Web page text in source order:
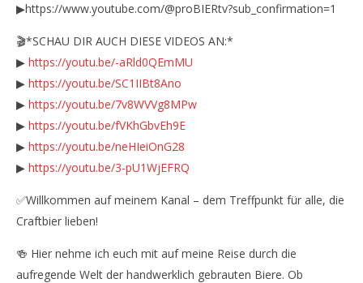
▶https://www.youtube.com/@proBIERtv?sub_confirmation=1
🎬*SCHAU DIR AUCH DIESE VIDEOS AN:*
▶ https://youtu.be/-aRld0QEmMU
▶ https://youtu.be/SC1IIBt8Ano
▶ https://youtu.be/7v8WVVg8MPw
▶ https://youtu.be/fVKhGbvEh9E
▶ https://youtu.be/neHIeiOnG28
▶ https://youtu.be/3-pU1WjEFRQ
✅Willkommen auf meinem Kanal – dem Treffpunkt für alle, die
Craftbier lieben!
🍻 Hier nehme ich euch mit auf meine Reise durch die
aufregende Welt der handwerklich gebrauten Biere. Ob